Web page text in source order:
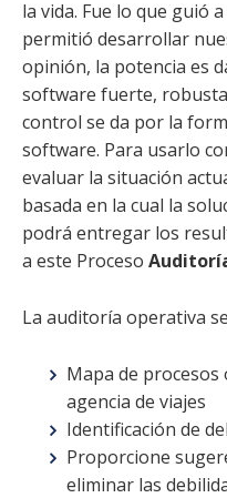
la vida. Fue lo que guió
permitió desarrollar
opinión, la potencia es
software fuerte,
control se da por la
software. Para usarlo
evaluar la situación
basada en la cual la
podrá entregar los
a este Proceso
La auditoría operativa
Mapa de
agencia de viajes
Identificación de
Proporcione
eliminar las